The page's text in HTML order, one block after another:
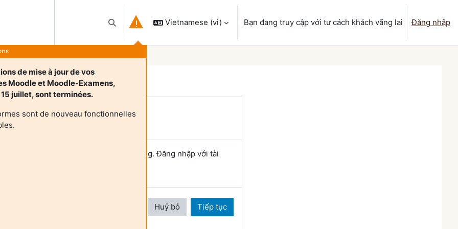
Chuyển đổi chọn tìm kiếm
de mise à jour de vos
Moodle et Moodle-Examens,
juillet, sont terminées.
sont de nouveau fonctionnelles
Vietnamese ‎(vi)‎ Bạn đang truy cập với tư cách khách vãng lai Đăng nhập
required
Khách không thể truy cập hồ sơ người dùng. Đăng nhập với tài
Huỷ bỏ Tiếp tục